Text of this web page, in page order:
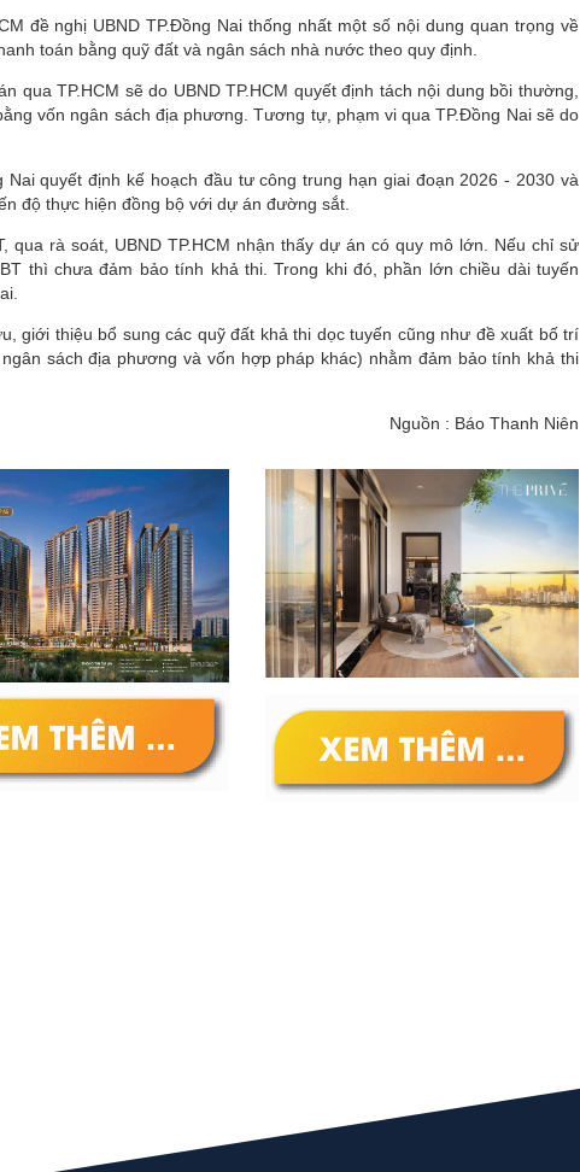
đề nghị UBND TP.Đồng Nai thống nhất một số nội dung quan trọng về
toán bằng quỹ đất và ngân sách nhà nước theo quy định.
TP.HCM sẽ do UBND TP.HCM quyết định tách nội dung bồi thường,
vốn ngân sách địa phương. Tương tự, phạm vi qua TP.Đồng Nai sẽ do
quyết định kế hoạch đầu tư công trung hạn giai đoạn 2026 - 2030 và
độ thực hiện đồng bộ với dự án đường sắt.
rà soát, UBND TP.HCM nhận thấy dự án có quy mô lớn. Nếu chỉ sử
thì chưa đảm bảo tính khả thi. Trong khi đó, phần lớn chiều dài tuyến
giới thiệu bổ sung các quỹ đất khả thi dọc tuyến cũng như đề xuất bố trí
sách địa phương và vốn hợp pháp khác) nhằm đảm bảo tính khả thi
Nguồn : Báo Thanh Niên